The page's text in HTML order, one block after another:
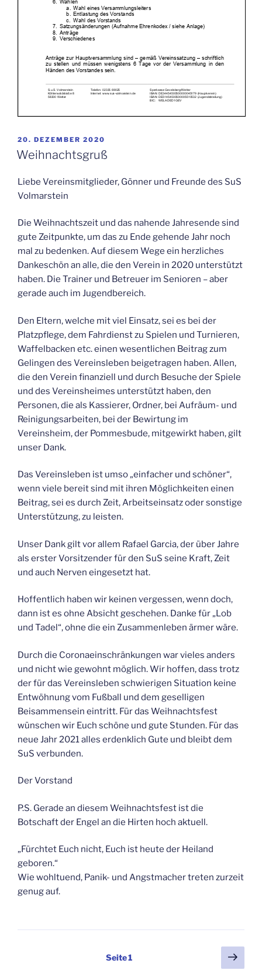
VERÖFFENTLICHT
AM
20. DEZEMBER 2020
Weihnachtsgruß
Liebe Vereinsmitglieder, Gönner und Freunde des SuS
Volmarstein
Die Weihnachtszeit und das nahende Jahresende sind
gute Zeitpunkte, um das zu Ende gehende Jahr noch
mal zu bedenken. Auf diesem Wege ein herzliches
Dankeschön an alle, die den Verein in 2020 unterstützt
haben. Die Trainer und Betreuer im Senioren – aber
gerade auch im Jugendbereich.
Den Eltern, welche mit viel Einsatz, sei es bei der
Platzpflege, dem Fahrdienst zu Spielen und Turnieren,
Waffelbacken etc. einen wesentlichen Beitrag zum
Gelingen des Vereinsleben beigetragen haben. Allen,
die den Verein finanziell und durch Besuche der Spiele
und des Vereinsheimes unterstützt haben, den
Personen, die als Kassierer, Ordner, bei Aufräum- und
Reinigungsarbeiten, bei der Bewirtung im
Vereinsheim, der Pommesbude, mitgewirkt haben, gilt
unser Dank.
Das Vereinsleben ist umso „einfacher und schöner“,
wenn viele bereit sind mit ihren Möglichkeiten einen
Beitrag, sei es durch Zeit, Arbeitseinsatz oder sonstige
Unterstützung, zu leisten.
Unser Dank gilt vor allem Rafael Garcia, der über Jahre
als erster Vorsitzender für den SuS seine Kraft, Zeit
und auch Nerven eingesetzt hat.
Hoffentlich haben wir keinen vergessen, wenn doch,
dann ist es ohne Absicht geschehen. Danke für „Lob
und Tadel“, ohne die ein Zusammenleben ärmer wäre.
Durch die Coronaeinschränkungen war vieles anders
und nicht wie gewohnt möglich. Wir hoffen, dass trotz
der für das Vereinsleben schwierigen Situation keine
Entwöhnung vom Fußball und dem geselligen
Beisammensein eintritt. Für das Weihnachtsfest
wünschen wir Euch schöne und gute Stunden. Für das
neue Jahr 2021 alles erdenklich Gute und bleibt dem
SuS verbunden.
Der Vorstand
P.S. Gerade an diesem Weihnachtsfest ist die
Botschaft der Engel an die Hirten hoch aktuell.
„Fürchtet Euch nicht, Euch ist heute der Heiland
geboren.“
Wie wohltuend, Panik- und Angstmacher treten zurzeit
genug auf.
Seitennummerierung
Seite1